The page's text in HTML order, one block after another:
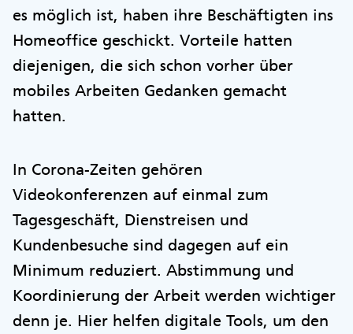
es möglich ist, haben ihre Beschäftigten ins
Homeoffice geschickt. Vorteile hatten
diejenigen, die sich schon vorher über
mobiles Arbeiten Gedanken gemacht
hatten.
In Corona-Zeiten gehören
Videokonferenzen auf einmal zum
Tagesgeschäft, Dienstreisen und
Kundenbesuche sind dagegen auf ein
Minimum reduziert. Abstimmung und
Koordinierung der Arbeit werden wichtiger
denn je. Hier helfen digitale Tools, um den